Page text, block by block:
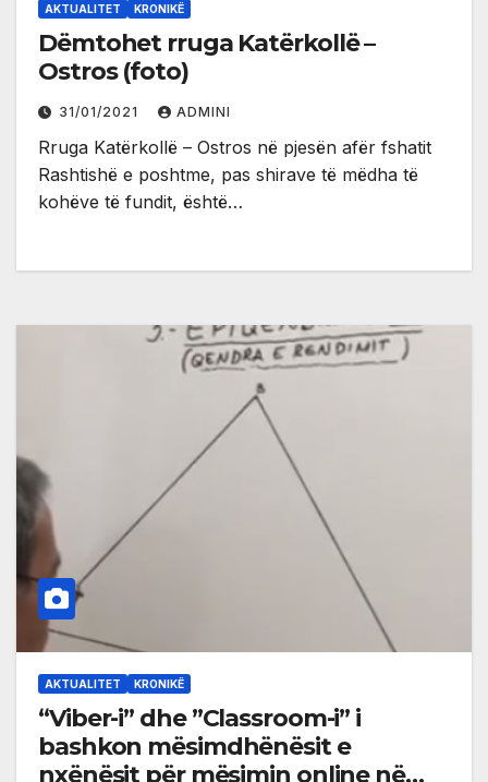
AKTUALITET KRONIKË
Dëmtohet rruga Katërkollë –
Ostros (foto)
31/01/2021 ADMINI
Rruga Katërkollë – Ostros në pjesën afër fshatit
Rashtishë e poshtme, pas shirave të mëdha të
kohëve të fundit, është…
AKTUALITET KRONIKË
“Viber-i” dhe ”Classroom-i” i
bashkon mësimdhënësit e
nxënësit për mësimin online në